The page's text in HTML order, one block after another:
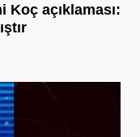
açıklaması: